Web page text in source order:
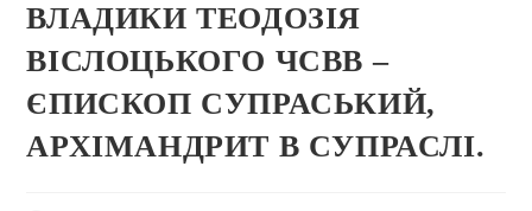
ВЛАДИКИ ТЕОДОЗІЯ
ВІСЛОЦЬКОГО ЧСВВ –
ЄПИСКОП СУПРАСЬКИЙ,
АРХІМАНДРИТ В СУПРАСЛІ.